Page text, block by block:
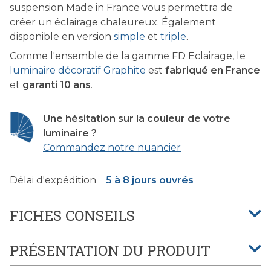
suspension Made in France vous permettra de
créer un éclairage chaleureux. Également
disponible en version simple et triple.
Comme l'ensemble de la gamme FD Eclairage, le
luminaire décoratif Graphite est fabriqué en France
et garanti 10 ans.
Une hésitation sur la couleur de votre
luminaire ?
Commandez notre nuancier
Délai d'expédition 5 à 8 jours ouvrés
FICHES CONSEILS
PRÉSENTATION DU PRODUIT